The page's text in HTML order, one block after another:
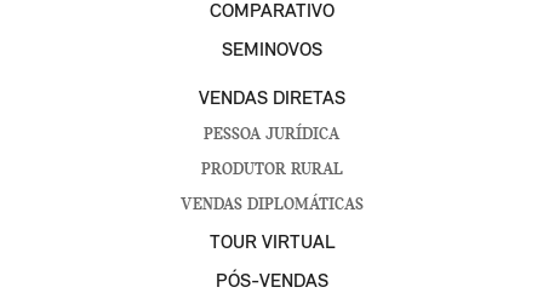
COMPARATIVO
SEMINOVOS
VENDAS DIRETAS
PESSOA JURÍDICA
PRODUTOR RURAL
VENDAS DIPLOMÁTICAS
TOUR VIRTUAL
PÓS-VENDAS